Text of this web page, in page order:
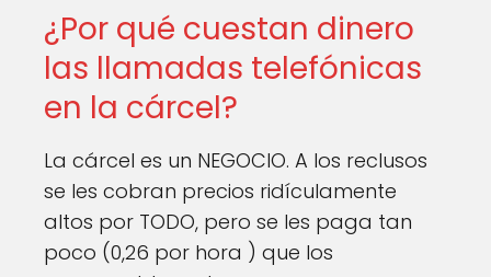
¿Por qué cuestan dinero
las llamadas telefónicas
en la cárcel?
La cárcel es un NEGOCIO. A los reclusos
se les cobran precios ridículamente
altos por TODO, pero se les paga tan
poco (0,26 por hora ) que los